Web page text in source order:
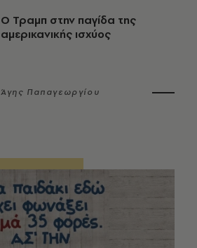
Ο Τραμπ στην παγίδα της
αμερικανικής ισχύος
Άγης Παπαγεωργίου